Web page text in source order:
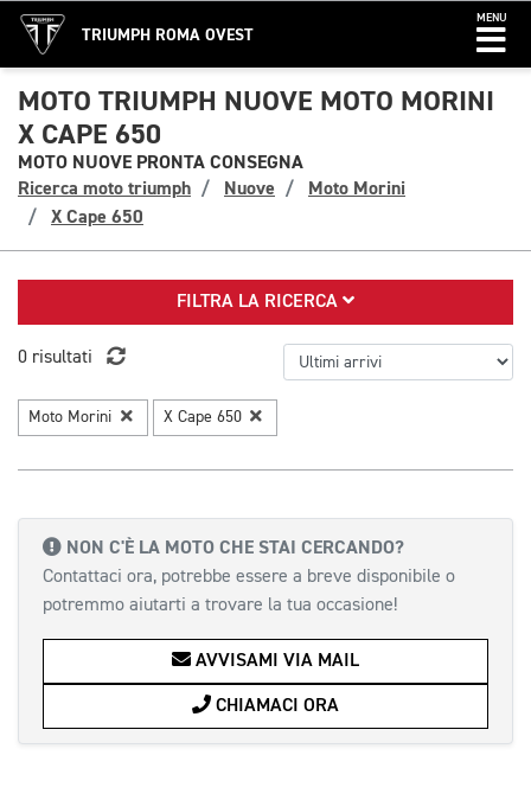
TRIUMPH ROMA OVEST
MENU
MOTO TRIUMPH NUOVE MOTO MORINI
X CAPE 650
MOTO NUOVE PRONTA CONSEGNA
Ricerca moto triumph
Nuove
Moto Morini
X Cape 650
FILTRA LA RICERCA
0 risultati
Moto Morini X Cape 650
NON C'È LA MOTO CHE STAI CERCANDO?
Contattaci ora, potrebbe essere a breve disponibile o
potremmo aiutarti a trovare la tua occasione!
AVVISAMI VIA MAIL
CHIAMACI ORA